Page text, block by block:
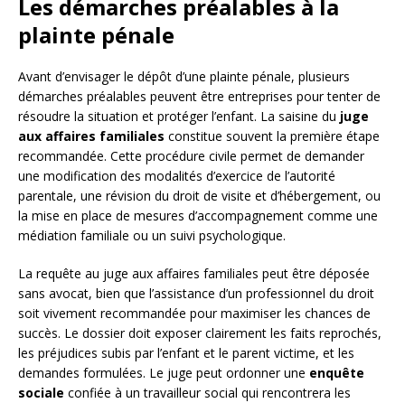
Les démarches préalables à la
plainte pénale
Avant d’envisager le dépôt d’une plainte pénale, plusieurs
démarches préalables peuvent être entreprises pour tenter de
résoudre la situation et protéger l’enfant. La saisine du juge
aux affaires familiales constitue souvent la première étape
recommandée. Cette procédure civile permet de demander
une modification des modalités d’exercice de l’autorité
parentale, une révision du droit de visite et d’hébergement, ou
la mise en place de mesures d’accompagnement comme une
médiation familiale ou un suivi psychologique.
La requête au juge aux affaires familiales peut être déposée
sans avocat, bien que l’assistance d’un professionnel du droit
soit vivement recommandée pour maximiser les chances de
succès. Le dossier doit exposer clairement les faits reprochés,
les préjudices subis par l’enfant et le parent victime, et les
demandes formulées. Le juge peut ordonner une enquête
sociale confiée à un travailleur social qui rencontrera les